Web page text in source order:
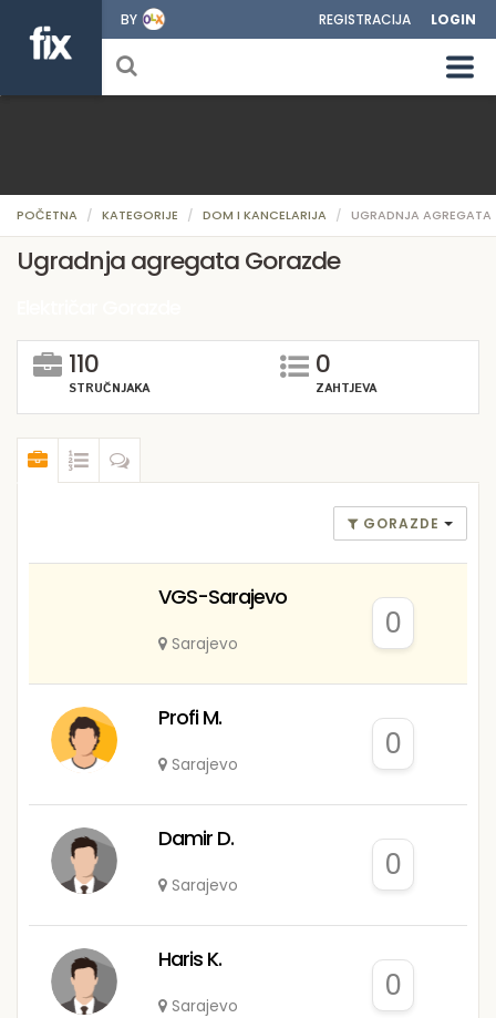
BY REGISTRACIJA LOGIN
POČETNA KATEGORIJE DOM I KANCELARIJA UGRADNJA AGREGATA
Ugradnja agregata Gorazde
110
STRUČNJAKA
0
ZAHTJEVA
GORAZDE
VGS-Sarajevo
Sarajevo
0
Profi M.
Sarajevo
0
Damir D.
Sarajevo
0
Haris K.
Sarajevo
0